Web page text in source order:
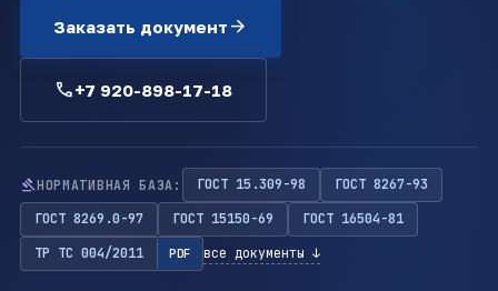
Заказать документ arrow_forward
call+7 920-898-17-18
gavelНОРМАТИВНАЯ БАЗА: ГОСТ 15.309-98
ГОСТ 8267-93
ГОСТ 8269.0-97
ГОСТ 15150-69
ГОСТ 16504-81
ТР ТС 004/2011
PDF все документы ↓